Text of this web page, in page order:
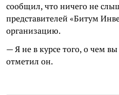
сообщил, что ничего не
представителей «Битум
организацию.
— Я не в курсе того, о чем
отметил он.